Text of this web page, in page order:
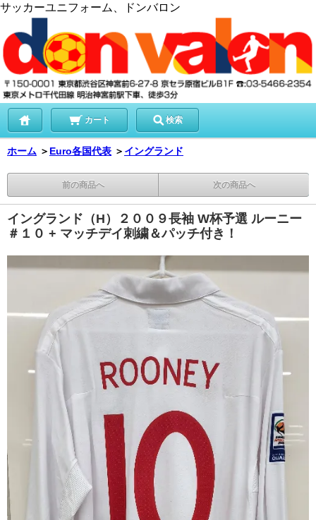
サッカーユニフォーム、ドンバロン
カート 検索
ホーム ＞ Euro各国代表 ＞ イングランド
前の商品へ 次の商品へ
イングランド（H）２００９長袖 W杯予選 ルーニー
＃１０ + マッチデイ刺繍＆パッチ付き！